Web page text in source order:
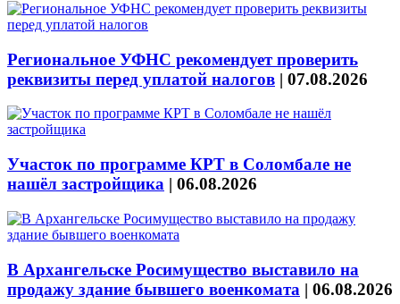
Региональное УФНС рекомендует проверить
реквизиты перед уплатой налогов | 07.08.2026
Участок по программе КРТ в Соломбале не
нашёл застройщика | 06.08.2026
В Архангельске Росимущество выставило на
продажу здание бывшего военкомата | 06.08.2026